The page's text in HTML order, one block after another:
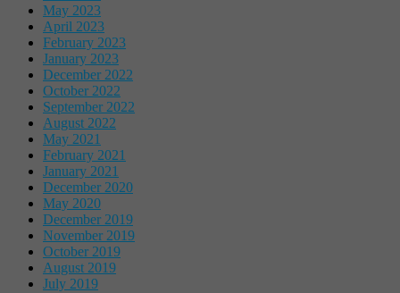
May 2023
April 2023
February 2023
January 2023
December 2022
October 2022
September 2022
August 2022
May 2021
February 2021
January 2021
December 2020
May 2020
December 2019
November 2019
October 2019
August 2019
July 2019